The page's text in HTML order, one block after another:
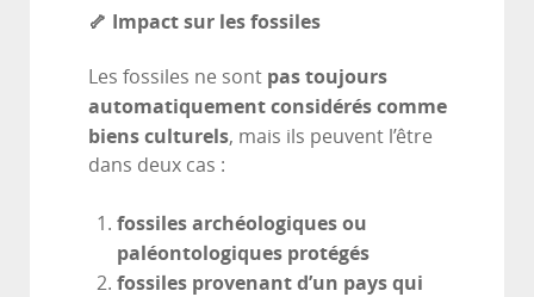
🦴 Impact sur les fossiles
Les fossiles ne sont pas toujours
automatiquement considérés comme
biens culturels, mais ils peuvent l’être
dans deux cas :
fossiles archéologiques ou
paléontologiques protégés
fossiles provenant d’un pays qui